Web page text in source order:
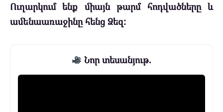
Ուղարկում ենք միայն թարմ հոդվածները և
ամենաառաջինը հենց Ձեզ:
Նոր տեսանյութ.